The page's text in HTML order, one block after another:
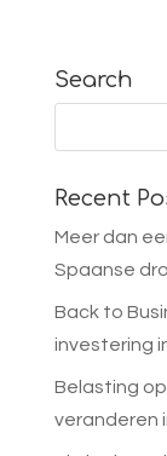
Search
Recent
Meer dan
Spaanse
Back to
investering
Belasting
veranderen